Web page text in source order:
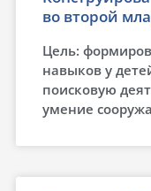
во второй
Цель:
навыков у
поисковую
умение